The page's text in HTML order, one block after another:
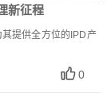
新征程
提供全方位的IPD产
0